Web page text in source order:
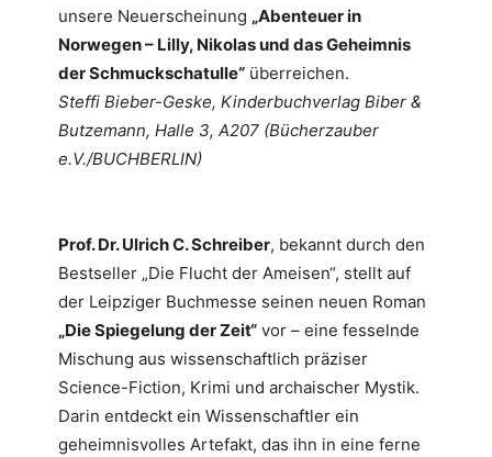
unsere Neuerscheinung „Abenteuer in
Norwegen – Lilly, Nikolas und das Geheimnis
der Schmuckschatulle“überreichen.
Steffi Bieber-Geske, Kinderbuchverlag Biber &
Butzemann, Halle 3, A207 (Bücherzauber
e.V./BUCHBERLIN)
Prof. Dr. Ulrich C. Schreiber, bekannt durch den
Bestseller „Die Flucht der Ameisen“, stellt auf
der Leipziger Buchmesse seinen neuen Roman
„Die Spiegelung der Zeit“vor – eine fesselnde
Mischung aus wissenschaftlich präziser
Science-Fiction, Krimi und archaischer Mystik.
Darin entdeckt ein Wissenschaftler ein
geheimnisvolles Artefakt, das ihn in eine ferne